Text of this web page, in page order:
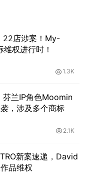
店涉案！My-
权进行时！
1.3K
兰IP角色Moomin
，涉及多个商标
2.1K
新案速递，David
品维权